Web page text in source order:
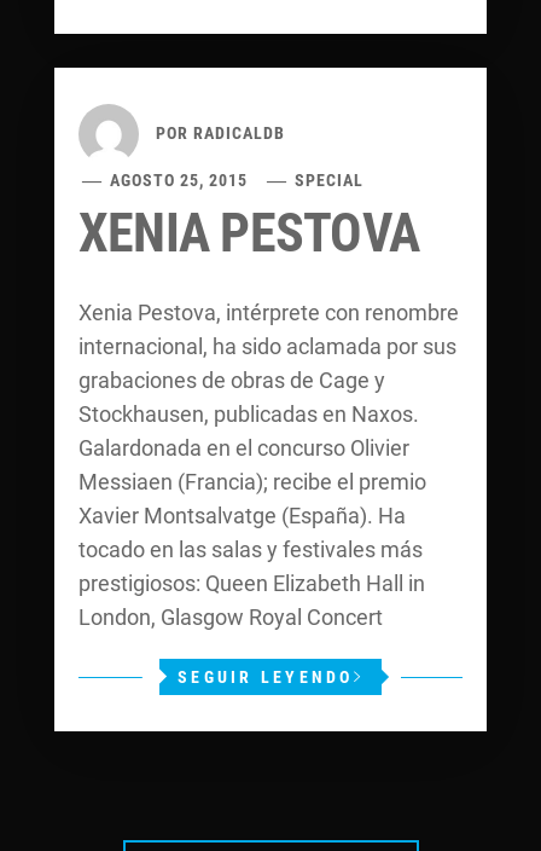
POR RADICALDB
AGOSTO 25, 2015 SPECIAL
XENIA PESTOVA
Xenia Pestova, intérprete con renombre
internacional, ha sido aclamada por sus
grabaciones de obras de Cage y
Stockhausen, publicadas en Naxos.
Galardonada en el concurso Olivier
Messiaen (Francia); recibe el premio
Xavier Montsalvatge (España). Ha
tocado en las salas y festivales más
prestigiosos: Queen Elizabeth Hall in
London, Glasgow Royal Concert
SEGUIR LEYENDO